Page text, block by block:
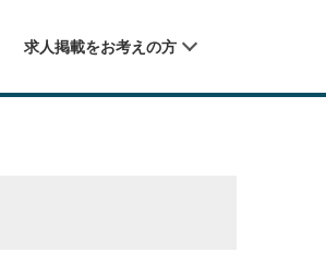
求人掲載をお考えの方